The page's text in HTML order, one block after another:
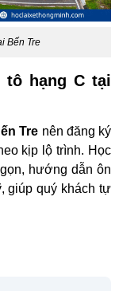
Bến Tre
tô hạng C tại
Tre nên đăng ký
kịp lộ trình. Học
hướng dẫn ôn
giúp quý khách tự